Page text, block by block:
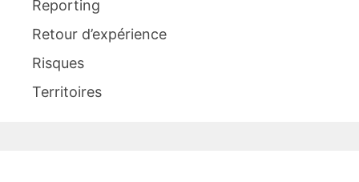
Reporting
Retour d’expérience
Risques
Territoires